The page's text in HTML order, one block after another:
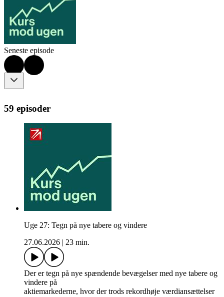
Seneste episode
59 episoder
Uge 27: Tegn på nye tabere og vindere
27.06.2026
23 min.
Der er tegn på nye spændende bevægelser med nye tabere og
vindere på
aktiemarkederne, hvor der trods rekordhøje værdiansættelser